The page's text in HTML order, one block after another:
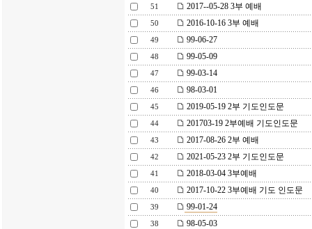
51 2017--05-28 3부 예배
50 2016-10-16 3부 예배
49 99-06-27
48 99-05-09
47 99-03-14
46 98-03-01
45 2019-05-19 2부 기도인도문
44 201703-19 2부예배 기도인도문
43 2017-08-26 2부 예배
42 2021-05-23 2부 기도인도문
41 2018-03-04 3부예배
40 2017-10-22 3부예배 기도 인도문
39 99-01-24
38 98-05-03